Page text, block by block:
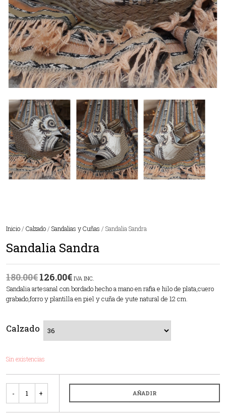
Inicio / Calzado / Sandalias y Cuñas / Sandalia Sandra
Sandalia Sandra
180.00€126.00€ IVA INC.
Sandalia artesanal con bordado hecho a mano en rafia e hilo de plata,cuero
grabado,forro y plantilla en piel y cuña de yute natural de 12 cm.
Calzado
Sin existencias
AÑADIR